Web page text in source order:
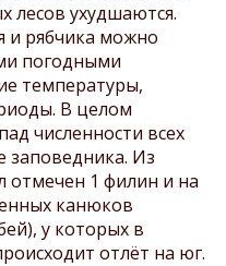
лесов ухудшаются.
и рябчика можно
погодными
температуры,
В целом
численности всех
заповедника. Из
1 филин и на
канюков
у которых в
отлёт на юг.